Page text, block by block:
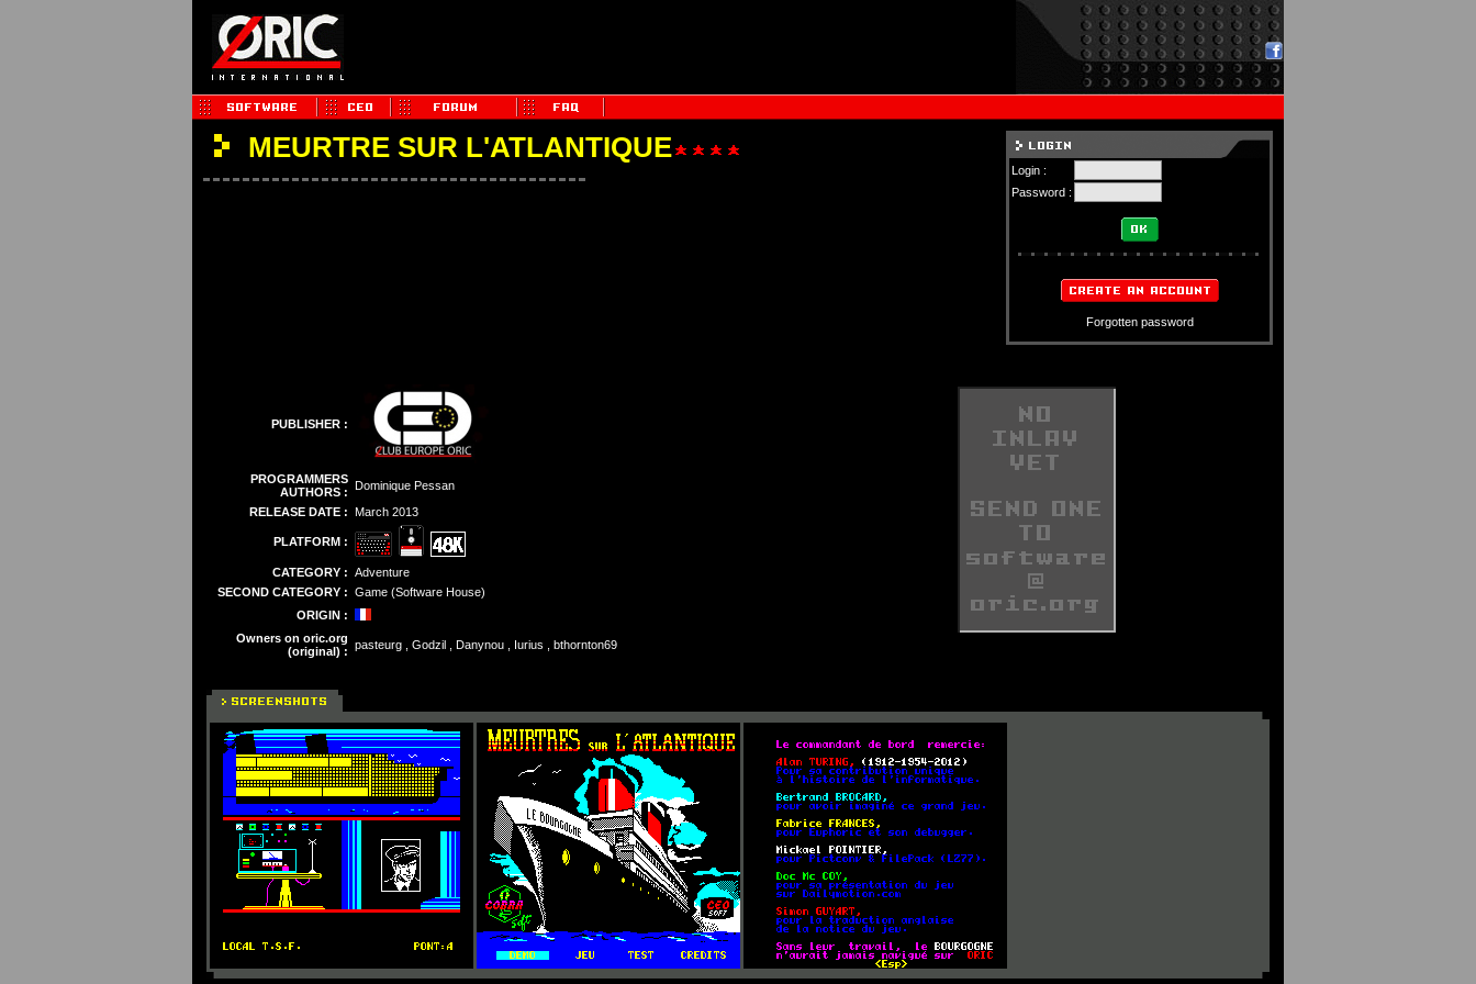
MEURTRE SUR L'ATLANTIQUE
Login :
Password :
Forgotten password
PUBLISHER :
PROGRAMMERS
AUTHORS : Dominique Pessan
RELEASE DATE : March 2013
PLATFORM :
CATEGORY : Adventure
SECOND CATEGORY : Game (Software House)
ORIGIN :
Owners on oric.org
(original) : pasteurg , Godzil , Danynou , Iurius , bthornton69